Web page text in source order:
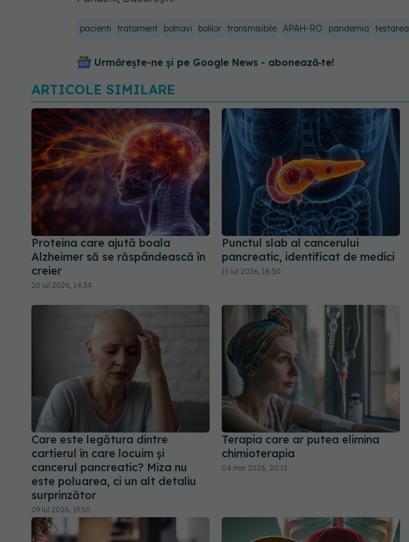
pacienti tratament bolnavi bolilor transmisibile APAH-RO pandemia testarea
Urmărește-ne și pe Google News - abonează‑te!
ARTICOLE SIMILARE
Proteina care ajută boala
Alzheimer să se răspândească în
creier
20 iul 2026, 14:34
Punctul slab al cancerului
pancreatic, identificat de medici
15 iul 2026, 18:50
Care este legătura dintre
cartierul în care locuim și
cancerul pancreatic? Miza nu
este poluarea, ci un alt detaliu
surprinzător
09 iul 2026, 19:50
Terapia care ar putea elimina
chimioterapia
04 mai 2026, 20:13